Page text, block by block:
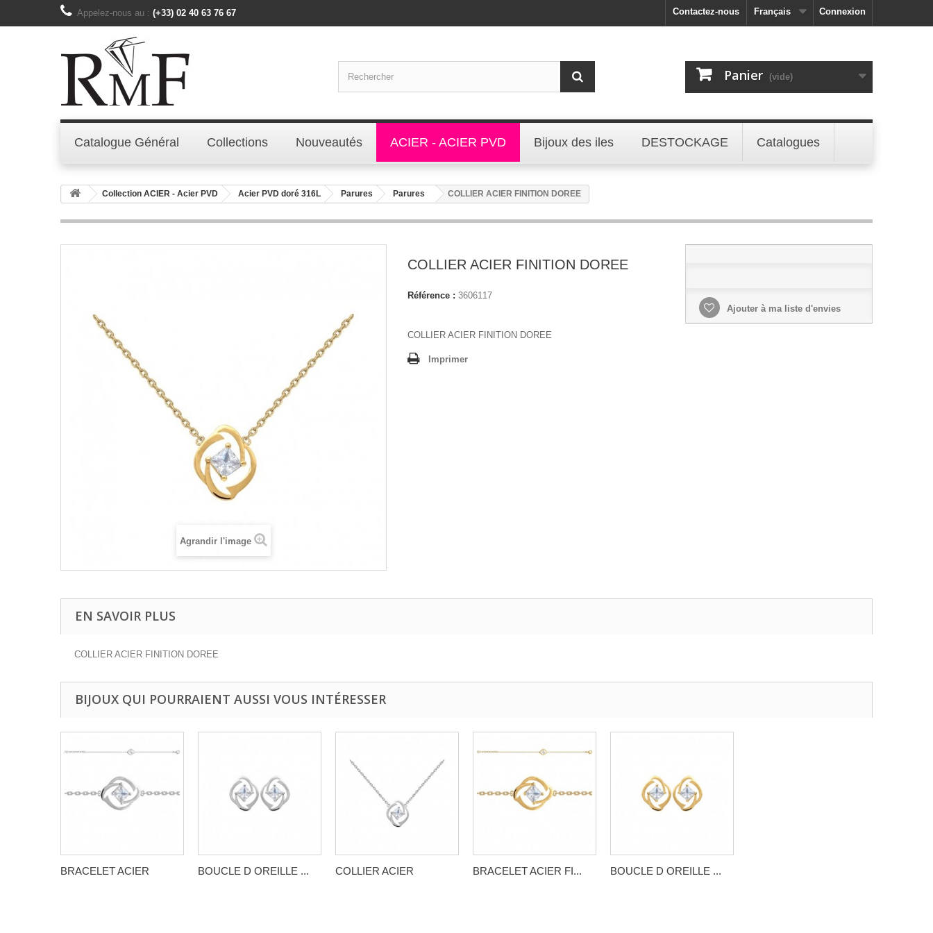
Connexion
Français
Contactez-nous
Appelez-nous au : (+33) 02 40 63 76 67
Panier (vide)
Catalogue Général Collections Nouveautés ACIER - ACIER PVD Bijoux des iles DESTOCKAGE Catalogues
Collection ACIER - Acier PVD Acier PVD doré 316L Parures Parures COLLIER ACIER FINITION DOREE
Agrandir l'image
COLLIER ACIER FINITION DOREE
Référence : 3606117
COLLIER ACIER FINITION DOREE
Imprimer
Ajouter à ma liste d'envies
EN SAVOIR PLUS
COLLIER ACIER FINITION DOREE
BIJOUX QUI POURRAIENT AUSSI VOUS INTÉRESSER
BRACELET ACIER BOUCLE D OREILLE ... COLLIER ACIER BRACELET ACIER FI... BOUCLE D OREILLE ...